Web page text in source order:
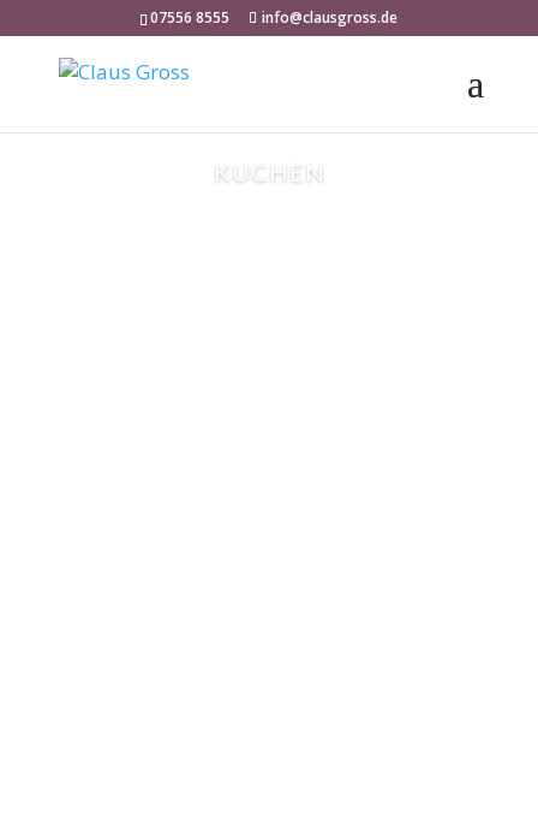
07556 8555 info@clausgross.de
KUCHEN